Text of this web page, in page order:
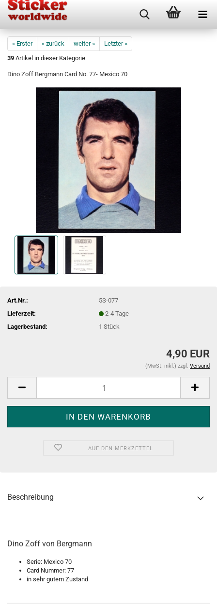
« Erster « zurück weiter »
Letzter »
39 Artikel in dieser Kategorie
Dino Zoff Bergmann Card No. 77- Mexico 70
Art.Nr.:
5S-077
Lieferzeit:
2-4 Tage
Lagerbestand:
1Stück
4,90 EUR
(MwSt. inkl.) zzgl. Versand
AUF DEN MERKZETTEL
Beschreibung
Dino Zoff von Bergmann
Serie: Mexico 70
Card Nummer: 77
in sehr gutem Zustand